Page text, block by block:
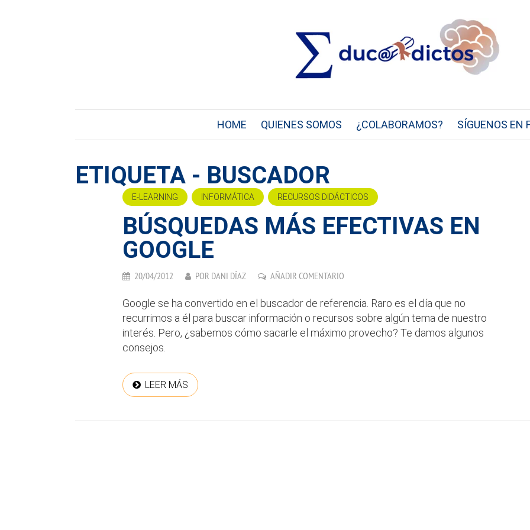
HOME QUIENES SOMOS ¿COLABORAMOS? SÍGUENOS EN
ETIQUETA - BUSCADOR
E-LEARNING INFORMÁTICA RECURSOS DIDÁCTICOS
BÚSQUEDAS MÁS EFECTIVAS EN
GOOGLE
20/04/2012 POR DANI DÍAZ AÑADIR COMENTARIO
Google se ha convertido en el buscador de referencia. Raro es el día que no
recurrimos a él para buscar información o recursos sobre algún tema de nuestro
interés. Pero, ¿sabemos cómo sacarle el máximo provecho? Te damos algunos
consejos.
LEER MÁS